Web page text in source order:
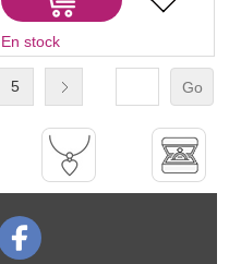
Fiesta 2cm x 1.5cm, 1 Par
En stock
5 Go